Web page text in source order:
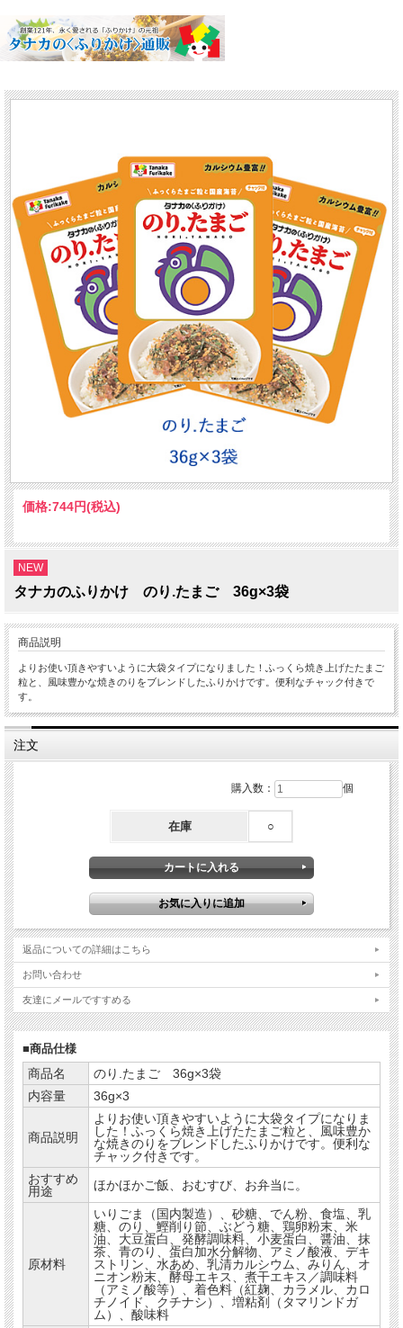
価格:744円(税込)
NEW
タナカのふりかけ のり.たまご 36g×3袋
商品説明
よりお使い頂きやすいように大袋タイプになりました！ふっくら焼き上げたたまご
粒と、風味豊かな焼きのりをブレンドしたふりかけです。便利なチャック付きで
す。
注文
購入数： 個
在庫 ○
返品についての詳細はこちら
お問い合わせ
友達にメールですすめる
■商品仕様
商品名
のり.たまご 36g×3袋
内容量
36g×3
商品説明
よりお使い頂きやすいように大袋タイプになりま
した！ふっくら焼き上げたたまご粒と、風味豊か
な焼きのりをブレンドしたふりかけです。便利な
チャック付きです。
おすすめ
用途
ほかほかご飯、おむすび、お弁当に。
原材料
いりごま（国内製造）、砂糖、でん粉、食塩、乳
糖、のり、鰹削り節、ぶどう糖、鶏卵粉末、米
油、大豆蛋白、発酵調味料、小麦蛋白、醤油、抹
茶、青のり、蛋白加水分解物、アミノ酸液、デキ
ストリン、水あめ、乳清カルシウム、みりん、オ
ニオン粉末、酵母エキス、煮干エキス／調味料
（アミノ酸等）、着色料（紅麹、カラメル、カロ
チノイド、クチナシ）、増粘剤（タマリンドガ
ム）、酸味料